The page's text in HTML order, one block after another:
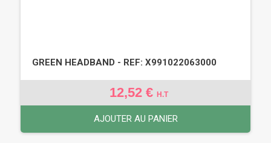
GREEN HEADBAND - REF: X991022063000
12,52 € H.T
AJOUTER AU PANIER